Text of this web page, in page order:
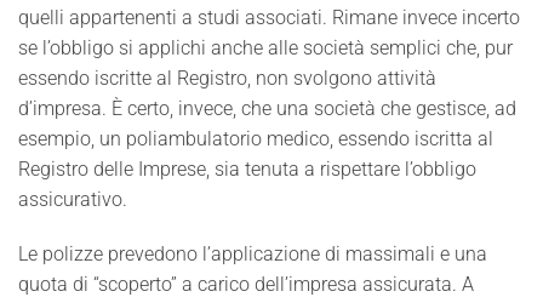
quelli appartenenti a studi associati. Rimane invece incerto
se l’obbligo si applichi anche alle società semplici che, pur
essendo iscritte al Registro, non svolgono attività
d’impresa. È certo, invece, che una società che gestisce, ad
esempio, un poliambulatorio medico, essendo iscritta al
Registro delle Imprese, sia tenuta a rispettare l’obbligo
assicurativo.
Le polizze prevedono l’applicazione di massimali e una
quota di “scoperto” a carico dell’impresa assicurata. A